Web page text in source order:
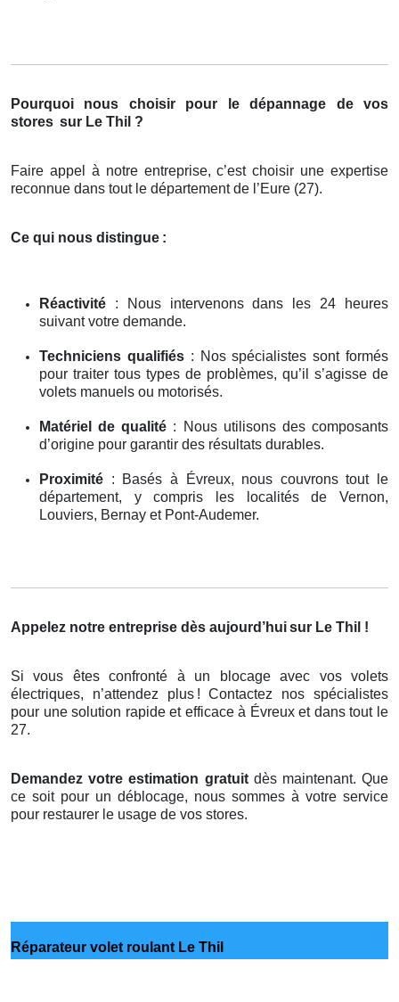
Pourquoi nous choisir pour le dépannage de vos
stores sur Le Thil ?
Faire appel à notre entreprise, c’est choisir une expertise
reconnue dans tout le département de l’Eure (27).
Ce qui nous distingue :
Réactivité : Nous intervenons dans les 24 heures
suivant votre demande.
Techniciens qualifiés: Nos spécialistes sont formés
pour traiter tous types de problèmes, qu’il s’agisse de
volets manuels ou motorisés.
Matériel de qualité : Nous utilisons des composants
d’origine pour garantir des résultats durables.
Proximité : Basés à Évreux, nous couvrons tout le
département, y compris les localités de Vernon,
Louviers, Bernay et Pont-Audemer.
Appelez notre entreprise dès aujourd’huisur Le Thil !
Si vous êtes confronté à un blocage avec vos volets
électriques, n’attendez plus ! Contactez nos spécialistes
pour une solution rapide et efficaceà Évreux et dans tout le
27.
Demandez votre estimation gratuitdès maintenant. Que
ce soit pour un déblocage, nous sommes à votre service
pour restaurer le usage de vos stores.
Réparateur volet roulant Le Thil